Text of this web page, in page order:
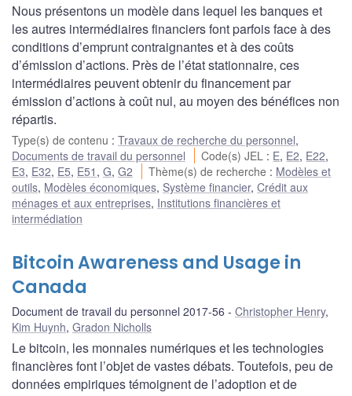
Nous présentons un modèle dans lequel les banques et
les autres intermédiaires financiers font parfois face à des
conditions d’emprunt contraignantes et à des coûts
d’émission d’actions. Près de l’état stationnaire, ces
intermédiaires peuvent obtenir du financement par
émission d’actions à coût nul, au moyen des bénéfices non
répartis.
Type(s) de contenu : Travaux de recherche du personnel,
Documents de travail du personnel
Code(s) JEL : E, E2, E22,
E3, E32, E5, E51 , G, G2 Thème(s) de recherche : Modèles et
outils, Modèles économiques, Système financier, Crédit aux
ménages et aux entreprises, Institutions financières et
intermédiation
Bitcoin Awareness and Usage in
Canada
Document de travail du personnel 2017-56 Christopher Henry,
Kim Huynh, Gradon Nicholls
Le bitcoin, les monnaies numériques et les technologies
financières font l’objet de vastes débats. Toutefois, peu de
données empiriques témoignent de l’adoption et de